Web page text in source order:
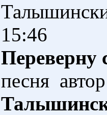
15:46
Переверну
песня